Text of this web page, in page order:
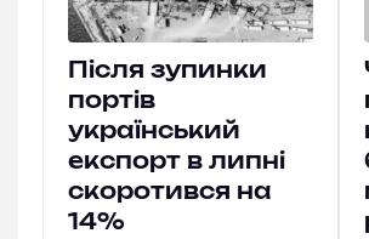
Після зупинки
портів
український
експорт в липні
скоротився на
14%